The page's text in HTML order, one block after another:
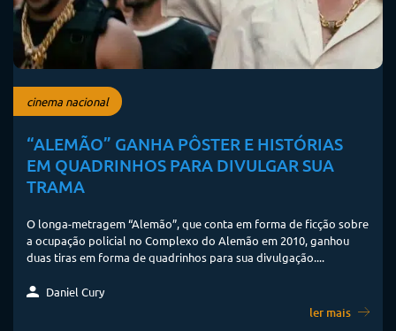
cinema nacional
“ALEMÃO” GANHA PÔSTER E HISTÓRIAS
EM QUADRINHOS PARA DIVULGAR SUA
TRAMA
O longa-metragem “Alemão”, que conta em forma de ficção sobre
a ocupação policial no Complexo do Alemão em 2010, ganhou
duas tiras em forma de quadrinhos para sua divulgação....
Daniel Cury
ler mais